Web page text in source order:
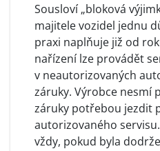
Sousloví „bloková
majitele vozidel jednu
praxi naplňuje již od
nařízení lze provádět
v neautorizovaných
záruky. Výrobce nesmí
záruky potřebou jezdit
autorizovaného
vždy, pokud byla